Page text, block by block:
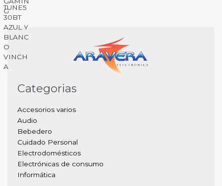
Categorias
Accesorios varios
Audio
Bebedero
Cuidado Personal
Electrodomésticos
Electrónicas de consumo
Informática